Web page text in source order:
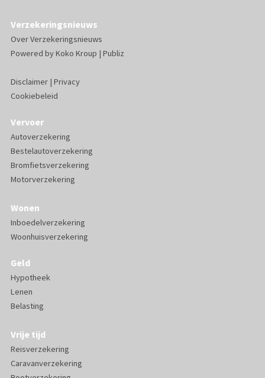
Verzekeringsnieuws
Over Verzekeringsnieuws
Powered byKoko Kroup | Publiz
Disclaimer| Privacy
Cookiebeleid
Vervoer
Autoverzekering
Bestelautoverzekering
Bromfietsverzekering
Motorverzekering
Wonen
Inboedelverzekering
Woonhuisverzekering
Geld
Hypotheek
Lenen
Belasting
Vrije tijd
Reisverzekering
Caravanverzekering